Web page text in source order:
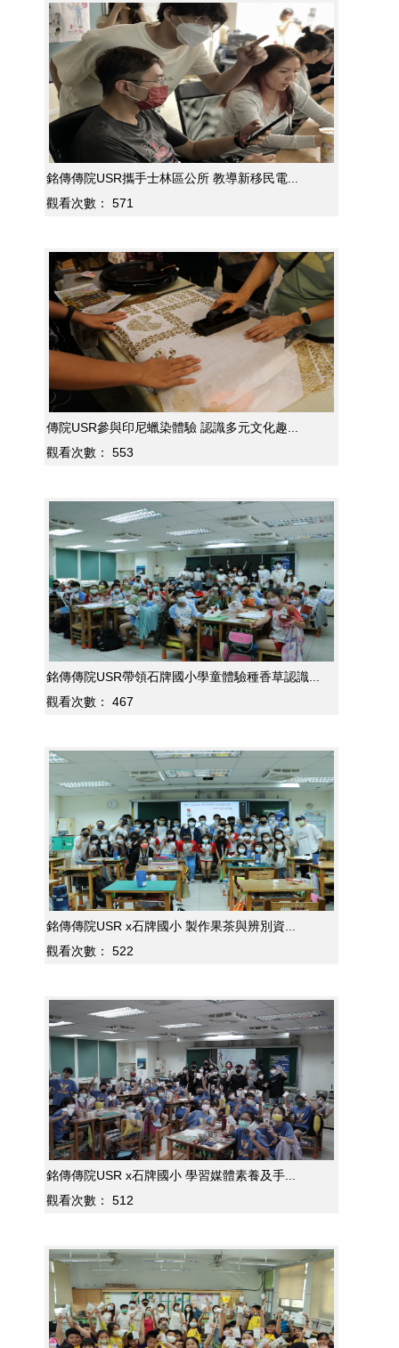
銘傳傳院USR攜手士林區公所 教導新移民電...
觀看次數：
571
傳院USR參與印尼蠟染體驗 認識多元文化趣...
觀看次數：
553
銘傳傳院USR帶領石牌國小學童體驗種香草認識...
觀看次數：
467
銘傳傳院USR x石牌國小 製作果茶與辨別資...
觀看次數：
522
銘傳傳院USR x石牌國小 學習媒體素養及手...
觀看次數：
512